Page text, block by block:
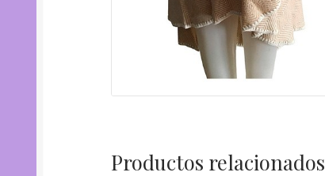
Productos relacionados